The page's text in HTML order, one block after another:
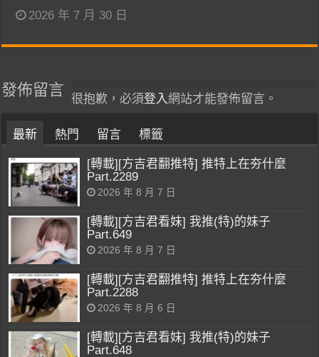
2026 年 7 月 30 日
發佈留言
很抱歉，必須登入網站才能發佈留言。
最新 熱門 留言 標籤
[轉載][方吉君翻推特] 推特上在夯什麼
Part.2289
2026 年 8 月 7 日
[轉載][方吉君看妹] 我推(特)的妹子
Part.649
2026 年 8 月 7 日
[轉載][方吉君翻推特] 推特上在夯什麼
Part.2288
2026 年 8 月 6 日
[轉載][方吉君看妹] 我推(特)的妹子
Part.648